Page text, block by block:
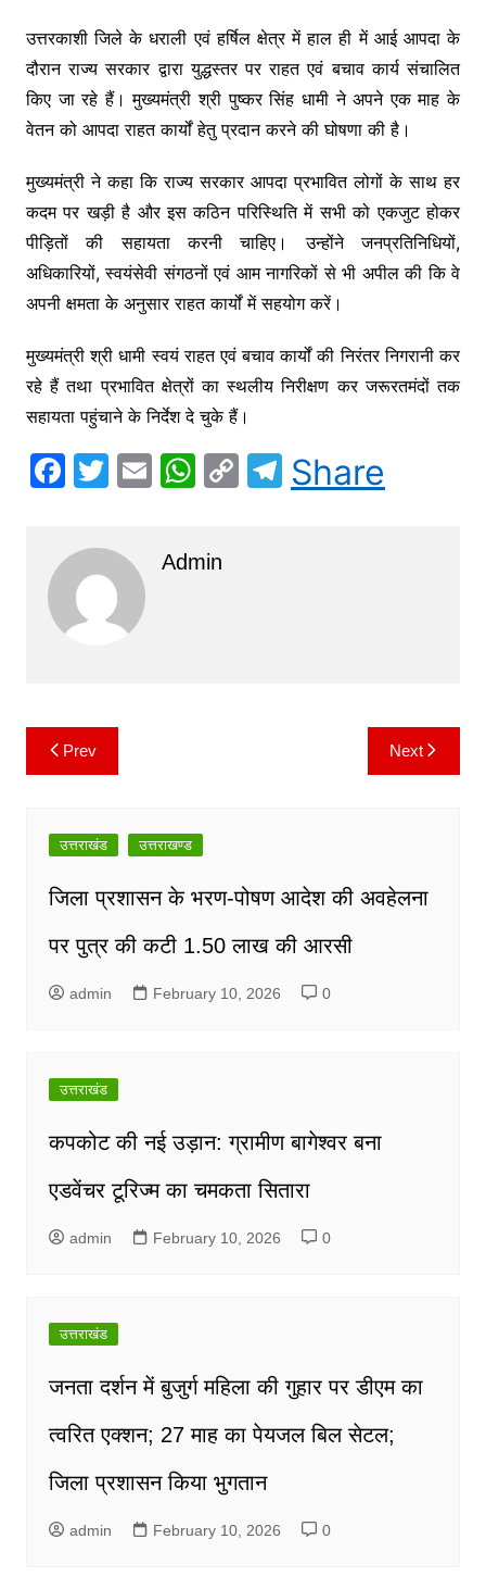
o
o
k
p
p
n
k
m
उत्तरकाशी जिले के धराली एवं हर्षिल क्षेत्र में हाल ही में आई आपदा के
दौरान राज्य सरकार द्वारा युद्धस्तर पर राहत एवं बचाव कार्य संचालित
किए जा रहे हैं। मुख्यमंत्री श्री पुष्कर सिंह धामी ने अपने एक माह के
वेतन को आपदा राहत कार्यों हेतु प्रदान करने की घोषणा की है।
मुख्यमंत्री ने कहा कि राज्य सरकार आपदा प्रभावित लोगों के साथ हर
कदम पर खड़ी है और इस कठिन परिस्थिति में सभी को एकजुट होकर
पीड़ितों की सहायता करनी चाहिए। उन्होंने जनप्रतिनिधियों,
अधिकारियों, स्वयंसेवी संगठनों एवं आम नागरिकों से भी अपील की कि वे
अपनी क्षमता के अनुसार राहत कार्यों में सहयोग करें।
मुख्यमंत्री श्री धामी स्वयं राहत एवं बचाव कार्यों की निरंतर निगरानी कर
रहे हैं तथा प्रभावित क्षेत्रों का स्थलीय निरीक्षण कर जरूरतमंदों तक
सहायता पहुंचाने के निर्देश दे चुके हैं।
F
c
e
b
o
T
itt
er
E W
s
C T
el
Share
Admin
Post
navigation
Prev Next
उत्तराखंड उत्तराखण्ड
जिला प्रशासन के भरण-पोषण आदेश की अवहेलना
पर पुत्र की कटी 1.50 लाख की आरसी
admin February 10, 2026 0
उत्तराखंड
कपकोट की नई उड़ान: ग्रामीण बागेश्वर बना
एडवेंचर टूरिज्म का चमकता सितारा
admin February 10, 2026 0
उत्तराखंड
जनता दर्शन में बुजुर्ग महिला की गुहार पर डीएम का
त्वरित एक्शन; 27 माह का पेयजल बिल सेटल;
जिला प्रशासन किया भुगतान
admin February 10, 2026 0